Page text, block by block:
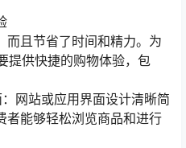
而且节省了时间和精力。为
提供快捷的购物体验，包
网站或应用界面设计清晰简
者能够轻松浏览商品和进行